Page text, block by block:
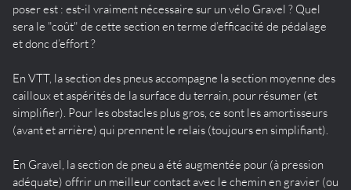
poser est : est-il vraiment nécessaire sur un vélo Gravel ? Quel
sera le "coût" de cette section en terme d’efficacité de pédalage
et donc d’effort ?
En VTT, la section des pneus accompagne la section moyenne des
cailloux et aspérités de la surface du terrain, pour résumer (et
simplifier). Pour les obstacles plus gros, ce sont les amortisseurs
(avant et arrière) qui prennent le relais (toujours en simplifiant).
En Gravel, la section de pneu a été augmentée pour (à pression
adéquate) offrir un meilleur contact avec le chemin en gravier (ou